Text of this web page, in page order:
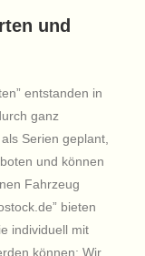
und
entstanden in
ganz
Serien geplant,
und können
Fahrzeug
bieten
individuell mit
können: Wir